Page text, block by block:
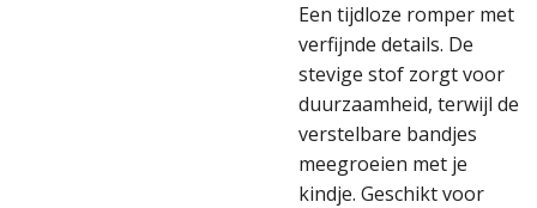
Een tijdloze romper met
verfijnde details. De
stevige stof zorgt voor
duurzaamheid, terwijl de
verstelbare bandjes
meegroeien met je
kindje. Geschikt voor